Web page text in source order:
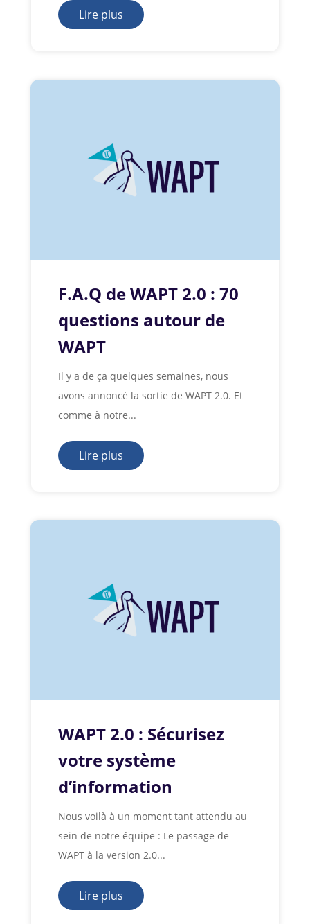
Lire plus
F.A.Q de WAPT 2.0 : 70
questions autour de
WAPT
Il y a de ça quelques semaines, nous
avons annoncé la sortie de WAPT 2.0. Et
comme à notre...
Lire plus
WAPT 2.0 : Sécurisez
votre système
d’information
Nous voilà à un moment tant attendu au
sein de notre équipe : Le passage de
WAPT à la version 2.0...
Lire plus